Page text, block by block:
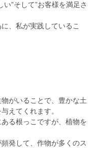
”そして”お客様を満足さ
、私が実践しているこ
がいることで、豊かな土
えてくれます。
る根っこですが、植物を
発して、作物が多くのス